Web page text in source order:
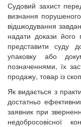
Судовий захист
визнання
відшкодування
надати докази його
представити суду
упаковку або
позначеннями, їх
продажу, товар із
Як видається з
достатньо
заявник при
недобросовісної